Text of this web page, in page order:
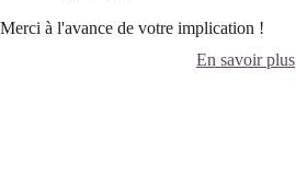
Merci à l'avance de votre implication !
En savoir plus